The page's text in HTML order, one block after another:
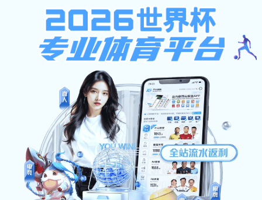
学校概况 亚新电子设置 教学工作